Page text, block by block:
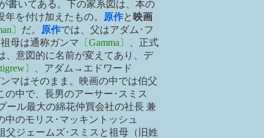
書いてある。下の家系図は、本の
を付け加えたもの。
原作と 映画
〕 だ。 原作では、父はアダム･フ
祖母は通称ガンマ 〔Gamma〕
、正式
、意図的に名前が変えてあり、デ
〕
、アダム→エドワード
ンマはそのまま。映画の中では伯父
中で、長男のアーサー･スミス
ール最大の綿花仲買会社の社長 兼
のモリス･マッキントッシュ
父ジェームズ･スミスと祖母（旧姓